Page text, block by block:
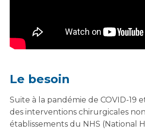
Le besoin
Suite à la pandémie de COVID-19
des interventions chirurgicales
établissements du NHS (National